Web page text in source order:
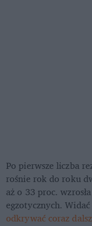
Po pierwsze liczba
rośnie rok do roku
aż o 33 proc.
egzotycznych.
odkrywać coraz